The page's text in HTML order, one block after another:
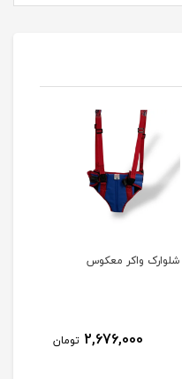
شلوارک واکر معکوس
2,676,000 تومان